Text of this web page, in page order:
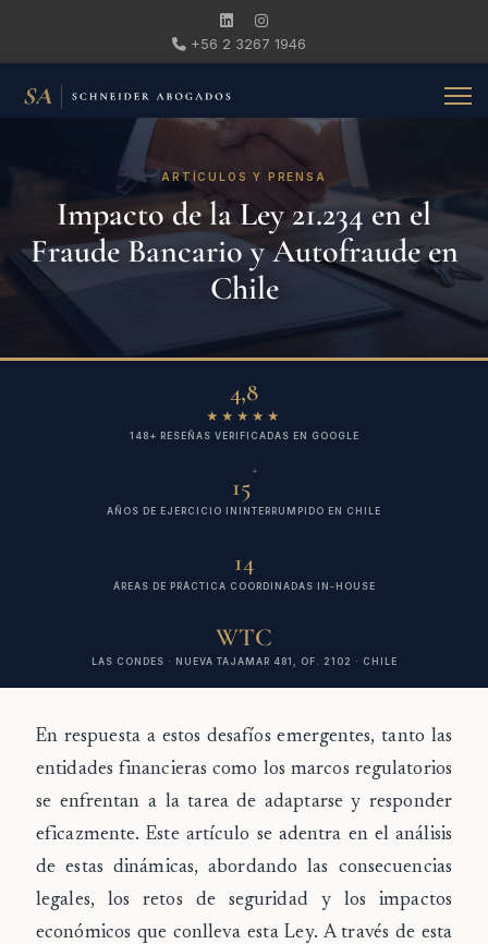
+56 2 3267 1946
ARTÍCULOS Y PRENSA
Impacto de la Ley 21.234 en el
Fraude Bancario y Autofraude en
Chile
4,8
★★★★★
148+ RESEÑAS VERIFICADAS EN GOOGLE
15
+
AÑOS DE EJERCICIO ININTERRUMPIDO EN CHILE
14
ÁREAS DE PRÁCTICA COORDINADAS IN-HOUSE
WTC
LAS CONDES · NUEVA TAJAMAR 481, OF. 2102 · CHILE
En respuesta a estos desafíos emergentes, tanto las
entidades financieras como los marcos regulatorios
se enfrentan a la tarea de adaptarse y responder
eficazmente. Este artículo se adentra en el análisis
de estas dinámicas, abordando las consecuencias
legales, los retos de seguridad y los impactos
económicos que conlleva esta Ley. A través de esta